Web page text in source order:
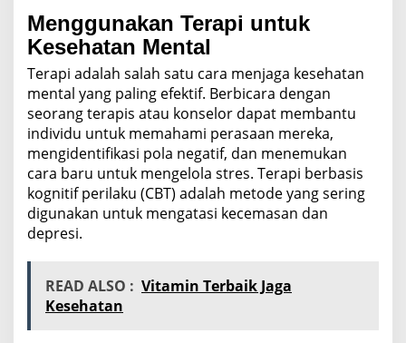
Menggunakan Terapi untuk
Kesehatan Mental
Terapi adalah salah satu cara menjaga kesehatan
mental yang paling efektif. Berbicara dengan
seorang terapis atau konselor dapat membantu
individu untuk memahami perasaan mereka,
mengidentifikasi pola negatif, dan menemukan
cara baru untuk mengelola stres. Terapi berbasis
kognitif perilaku (CBT) adalah metode yang sering
digunakan untuk mengatasi kecemasan dan
depresi.
READ ALSO : Vitamin Terbaik Jaga
Kesehatan